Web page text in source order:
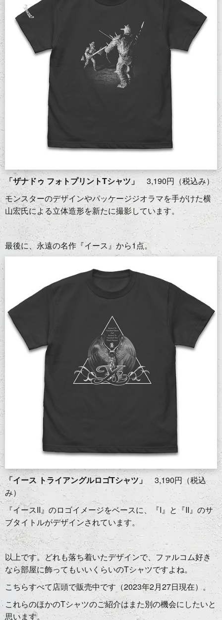
「ザナドゥ フォトプリントTシャツ」
3,190円（税込み）
モンスターのデザインやパッケージジオラマを手がけた横
山宏氏による立体造形を新たに撮影しています。
最後に、永遠の名作『イース』から1点。
「イース トライアングルロゴTシャツ」
3,190円（税込
み）
『イースII』のロゴイメージをベースに、『I』と『II』のサ
ブタイトルがデザインされています。
以上です。どれも落ち着いたデザインで、ファルコム好き
なら部屋に飾ってもいいくらいのTシャツですよね。
こちらすべて店頭で販売中です（2023年2月27日現在）。
これらのほかのTシャツのご紹介はまた別の機会にしたいと
思います。